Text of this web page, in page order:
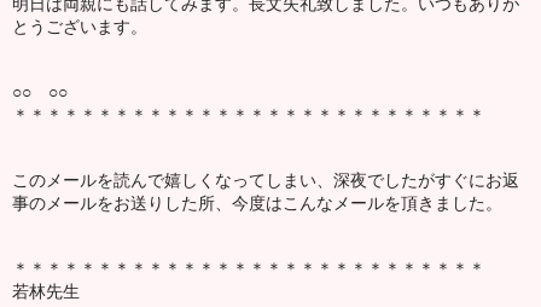
とうございます。
○○ ○○
＊＊＊＊＊＊＊＊＊＊＊＊＊＊＊＊＊＊＊＊＊＊＊＊＊＊＊＊
このメールを読んで嬉しくなってしまい、深夜でしたがすぐにお返
事のメールをお送りした所、今度はこんなメールを頂きました。
＊＊＊＊＊＊＊＊＊＊＊＊＊＊＊＊＊＊＊＊＊＊＊＊＊＊＊＊
若林先生